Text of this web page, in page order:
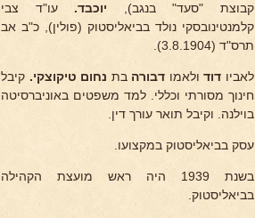
קבוצת "סעד" בנגב), יוכבד. עו"ד צבי
קלמנטינובסקי נולד בביאליסטוק (פולין), כ"ב אב
תרס"ד (3.8.1904).
לאביו דוד ולאמו דבורה בת נחום טיקוצקי. קיבל
חינוך מסורתי וכללי. למד משפטים באוניברסיטה
בוילנה. וקיבל תואר עורך דין.
עסק בביאליסטוק במקצועו.
בשנת 1939 היה ראש מועצת הקהילה
בביאליסטוק.